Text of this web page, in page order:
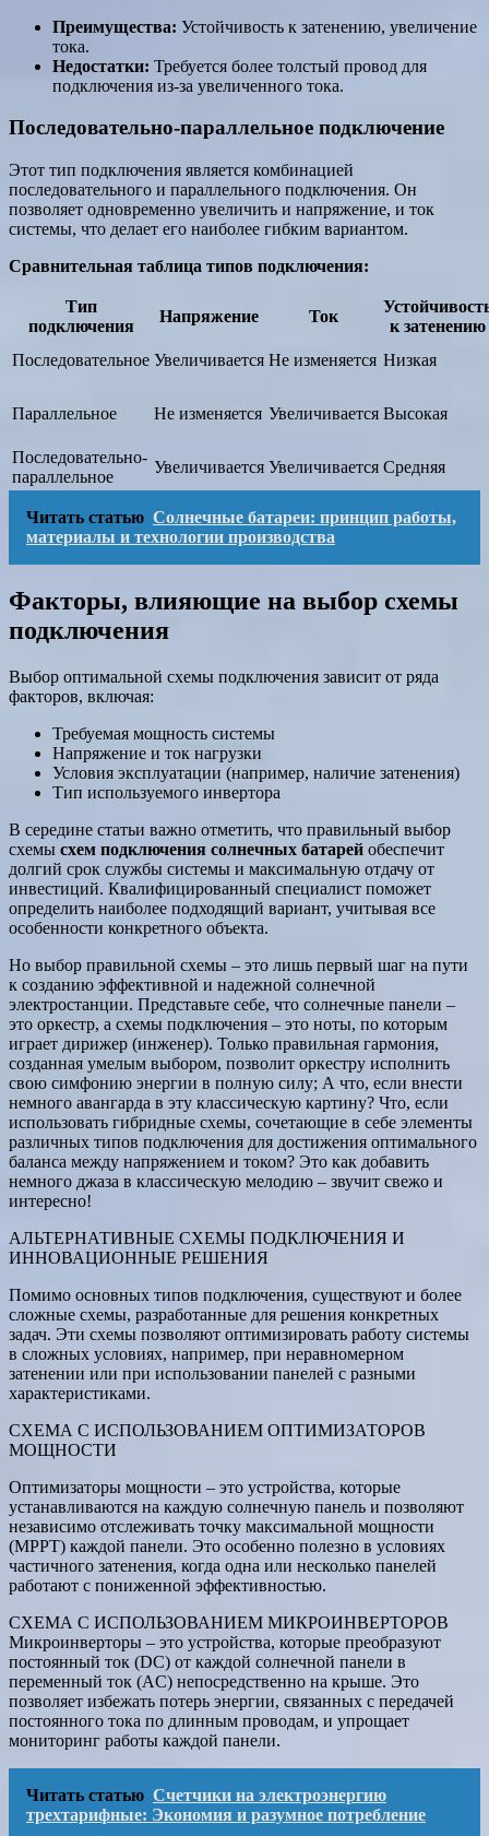
Преимущества: Устойчивость к затенению, увеличение
тока.
Недостатки: Требуется более толстый провод для
подключения из-за увеличенного тока.
Последовательно-параллельное подключение
Этот тип подключения является комбинацией
последовательного и параллельного подключения. Он
позволяет одновременно увеличить и напряжение, и ток
системы, что делает его наиболее гибким вариантом.
Сравнительная таблица типов подключения:
Тип
подключения
Напряжение Ток
к затенению
Последовательное Увеличивается Не изменяется Низкая
Параллельное Не изменяется Увеличивается Высокая
Последовательно-
параллельное
Увеличивается Увеличивается Средняя
Читать статью Солнечные батареи: принцип работы,
материалы и технологии производства
Факторы, влияющие на выбор схемы
подключения
Выбор оптимальной схемы подключения зависит от ряда
факторов, включая:
Требуемая мощность системы
Напряжение и ток нагрузки
Условия эксплуатации (например, наличие затенения)
Тип используемого инвертора
В середине статьи важно отметить, что правильный выбор
схемы схем подключения солнечных батарей обеспечит
долгий срок службы системы и максимальную отдачу от
инвестиций. Квалифицированный специалист поможет
определить наиболее подходящий вариант, учитывая все
особенности конкретного объекта.
Но выбор правильной схемы – это лишь первый шаг на пути
к созданию эффективной и надежной солнечной
электростанции. Представьте себе, что солнечные панели –
это оркестр, а схемы подключения – это ноты, по которым
играет дирижер (инженер). Только правильная гармония,
созданная умелым выбором, позволит оркестру исполнить
свою симфонию энергии в полную силу; А что, если внести
немного авангарда в эту классическую картину? Что, если
использовать гибридные схемы, сочетающие в себе элементы
различных типов подключения для достижения оптимального
баланса между напряжением и током? Это как добавить
немного джаза в классическую мелодию – звучит свежо и
интересно!
АЛЬТЕРНАТИВНЫЕ СХЕМЫ ПОДКЛЮЧЕНИЯ И
ИННОВАЦИОННЫЕ РЕШЕНИЯ
Помимо основных типов подключения, существуют и более
сложные схемы, разработанные для решения конкретных
задач. Эти схемы позволяют оптимизировать работу системы
в сложных условиях, например, при неравномерном
затенении или при использовании панелей с разными
характеристиками.
СХЕМА С ИСПОЛЬЗОВАНИЕМ ОПТИМИЗАТОРОВ
МОЩНОСТИ
Оптимизаторы мощности – это устройства, которые
устанавливаются на каждую солнечную панель и позволяют
независимо отслеживать точку максимальной мощности
(MPPT) каждой панели. Это особенно полезно в условиях
частичного затенения, когда одна или несколько панелей
работают с пониженной эффективностью.
СХЕМА С ИСПОЛЬЗОВАНИЕМ МИКРОИНВЕРТОРОВ
Микроинверторы – это устройства, которые преобразуют
постоянный ток (DC) от каждой солнечной панели в
переменный ток (AC) непосредственно на крыше. Это
позволяет избежать потерь энергии, связанных с передачей
постоянного тока по длинным проводам, и упрощает
мониторинг работы каждой панели.
Читать статью Счетчики на электроэнергию
трехтарифные: Экономия и разумное потребление